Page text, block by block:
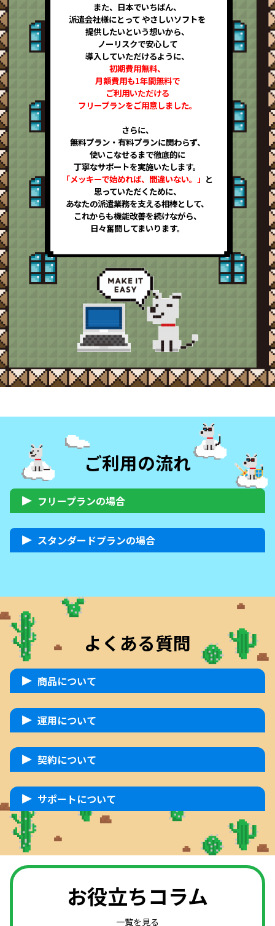
また、日本でいちばん、
派遣会社様にとって やさしいソフトを
提供したいという想いから、
ノーリスクで安心して
導入していただけるように、
初期費用無料、
月額費用も1年間無料で
ご利用いただける
フリープランをご用意しました。
さらに、
無料プラン・有料プランに関わらず、
使いこなせるまで徹底的に
丁寧なサポートを実施いたします。
「メッキーで始めれば、間違いない。」 と
思っていただくために、
あなたの派遣業務を支える相棒として、
これからも機能改善を続けながら、
日々奮闘してまいります。
ご利用の流れ
フリープランの場合
スタンダードプランの場合
よくある質問
商品について
運用について
契約について
サポートについて
お役立ちコラム
一覧を見る